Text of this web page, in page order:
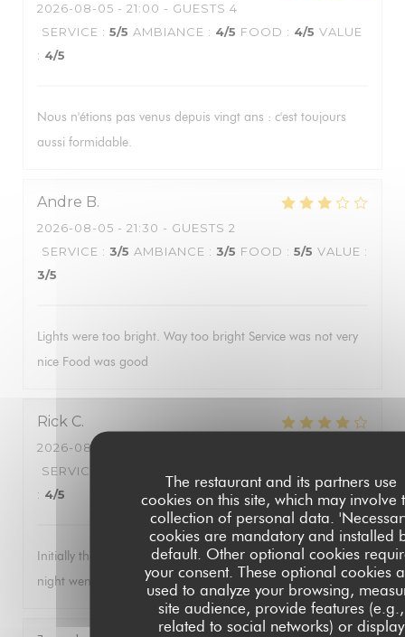
The restaurant and its partners use
cookies on this site, which may involve
collection of personal data.
cookies are mandatory and installed
default. Other optional cookies
your consent. These optional cookies
used to analyze your browsing,
site audience, provide features (e.g.,
related to social networks) or display
2026-08-05 - 21:00 - GUESTS 4
SERVICE : 5/5 AMBIANCE : 4/5 FOOD : 4/5 VALUE
: 4/5
Nous n'étions pas venus depuis vingt ans : c'est toujours
aussi formidable.
Andre B
2026-08-05 - 21:30 - GUESTS 2
SERVICE : 3/5 AMBIANCE : 3/5 FOOD : 5/5 VALUE :
3/5
Lights were too bright. Way too bright Service was not very
nice Food was good
Rick C
2026-08-01
SERVICE
: 4/5
Initially the wait staff was a bit pushy for us to order. As the
night went on they seemed to relax.